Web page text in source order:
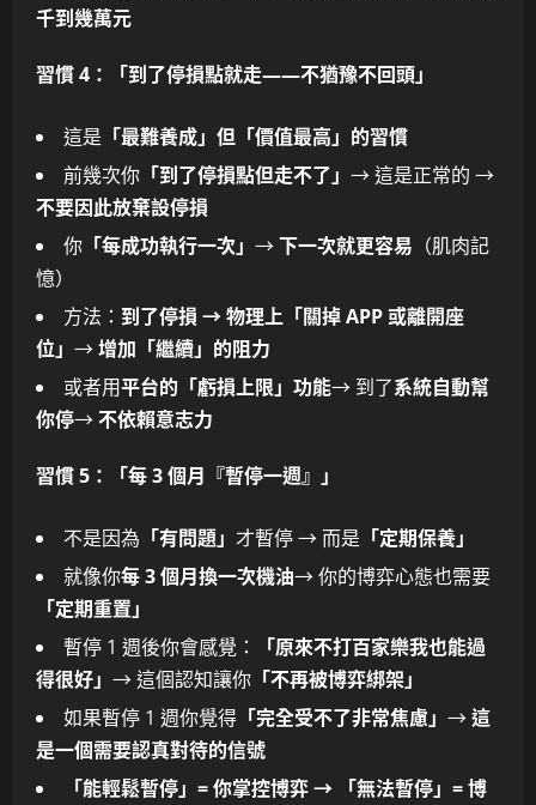
千到幾萬元
習慣 4：「到了停損點就走——不猶豫不回頭」
這是 「最難養成」但「價值最高」的習慣
前幾次你 「到了停損點但走不了」 → 這是正常的 →
不要因此放棄設停損
你 「每成功執行一次」 →下一次就更容易 （肌肉記
憶）
方法： 到了停損 → 物理上「關掉 APP 或離開座
位」 →增加「繼續」的阻力
或者用平台的「虧損上限」功能→ 到了系統自動幫
你停→不依賴意志力
習慣 5：「每 3 個月『暫停一週』」
不是因為 「有問題」 才暫停 → 而是 「定期保養」
就像你每 3 個月換一次機油→ 你的博弈心態也需要
「定期重置」
暫停 1 週後你會感覺：
「原來不打百家樂我也能過
得很好」 → 這個認知讓你 「不再被博弈綁架」
如果暫停 1 週你覺得 「完全受不了非常焦慮」 →這
是一個需要認真對待的信號
「能輕鬆暫停」= 你掌控博弈 → 「無法暫停」= 博